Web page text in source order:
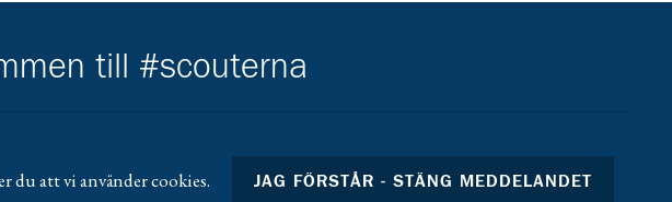
till #scouterna
du att vi använder cookies. JAG FÖRSTÅR - STÄNG MEDDELANDET